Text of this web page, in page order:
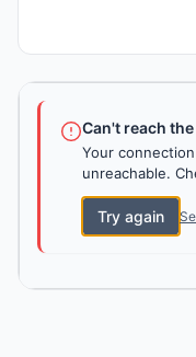
Can't reach
Your
unreachable.
Try again